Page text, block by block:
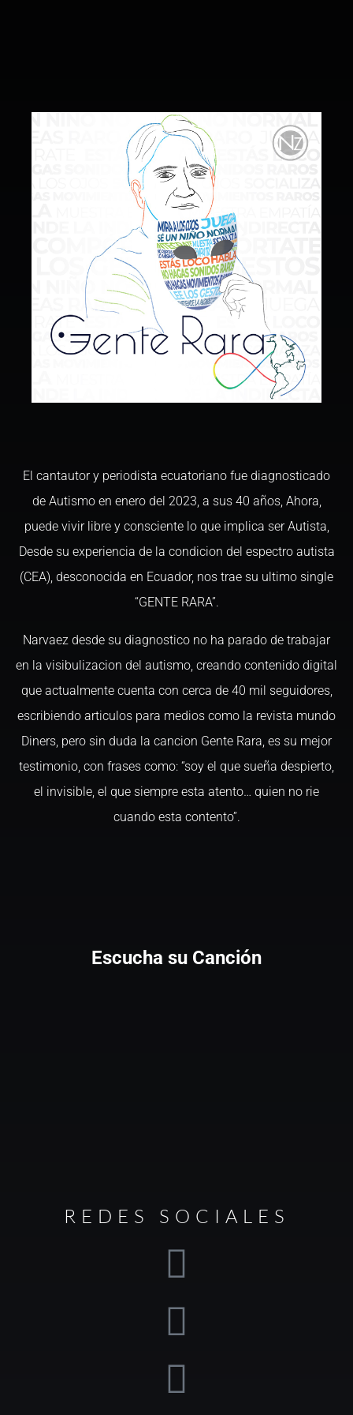
El cantautor y periodista ecuatoriano fue diagnosticado
de Autismo en enero del 2023, a sus 40 años, Ahora,
puede vivir libre y consciente lo que implica ser Autista,
Desde su experiencia de la condicion del espectro autista
(CEA), desconocida en Ecuador, nos trae su ultimo single
“GENTE RARA”.
Narvaez desde su diagnostico no ha parado de trabajar
en la visibulizacion del autismo, creando contenido digital
que actualmente cuenta con cerca de 40 mil seguidores,
escribiendo articulos para medios como la revista mundo
Diners, pero sin duda la cancion Gente Rara, es su mejor
testimonio, con frases como: “soy el que sueña despierto,
el invisible, el que siempre esta atento… quien no rie
cuando esta contento”.
Escucha su Canción
REDES SOCIALES